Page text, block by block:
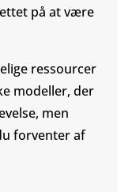
på at være
ressourcer
modeller, der
men
forventer af